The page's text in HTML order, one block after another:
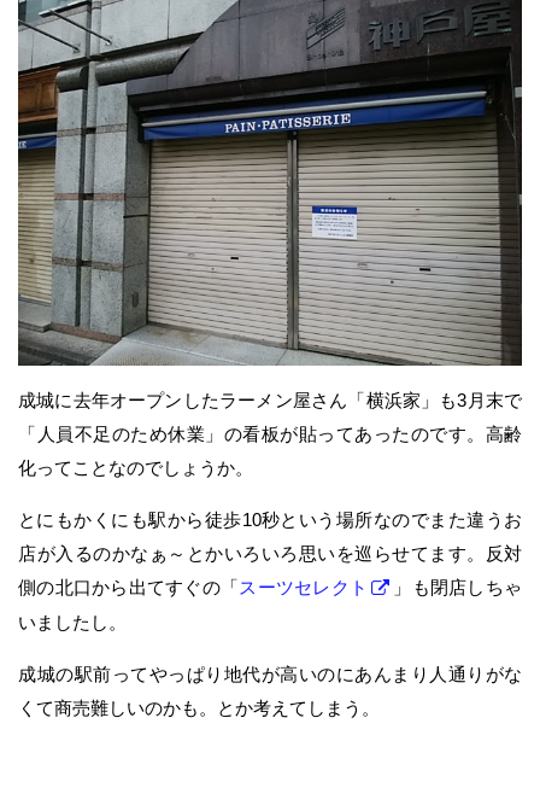
成城に去年オープンしたラーメン屋さん「横浜家」も3月末で
「人員不足のため休業」の看板が貼ってあったのです。高齢
化ってことなのでしょうか。
とにもかくにも駅から徒歩10秒という場所なのでまた違うお
店が入るのかなぁ～とかいろいろ思いを巡らせてます。反対
側の北口から出てすぐの「スーツセレクト
」も閉店しちゃ
いましたし。
成城の駅前ってやっぱり地代が高いのにあんまり人通りがな
くて商売難しいのかも。とか考えてしまう。